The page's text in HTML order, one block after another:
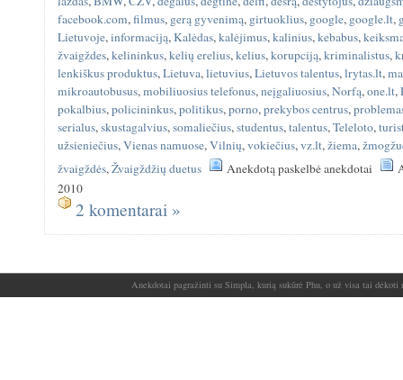
facebook.com,filmus, gerą gyvenimą, girtuoklius, google, google.lt,
Lietuvoje,informaciją,Kalėdas,kalėjimus,kalinius,kebabus,
žvaigždes,kelininkus,kelių erelius,kelius,korupciją,kriminalistus,
lenkiškus produktus,Lietuva,lietuvius,Lietuvos talentus,lrytas.lt,
mikroautobusus,mobiliuosius telefonus,neįgaliuosius,Norfą,one.lt,
pokalbius,policininkus,politikus,porno,prekybos centrus,
serialus,skustagalvius,somaliečius,studentus,talentus,Teleloto,
užsieniečius,Vienas namuose,Vilnių,vokiečius,vz.lt,žiema,
žvaigždės,Žvaigždžių duetus Anekdotą paskelbė anekdotai
2010
2 komentarai »
Anekdotai pagražinti su Simpla, kurią sukūrė Phu, o už visa tai